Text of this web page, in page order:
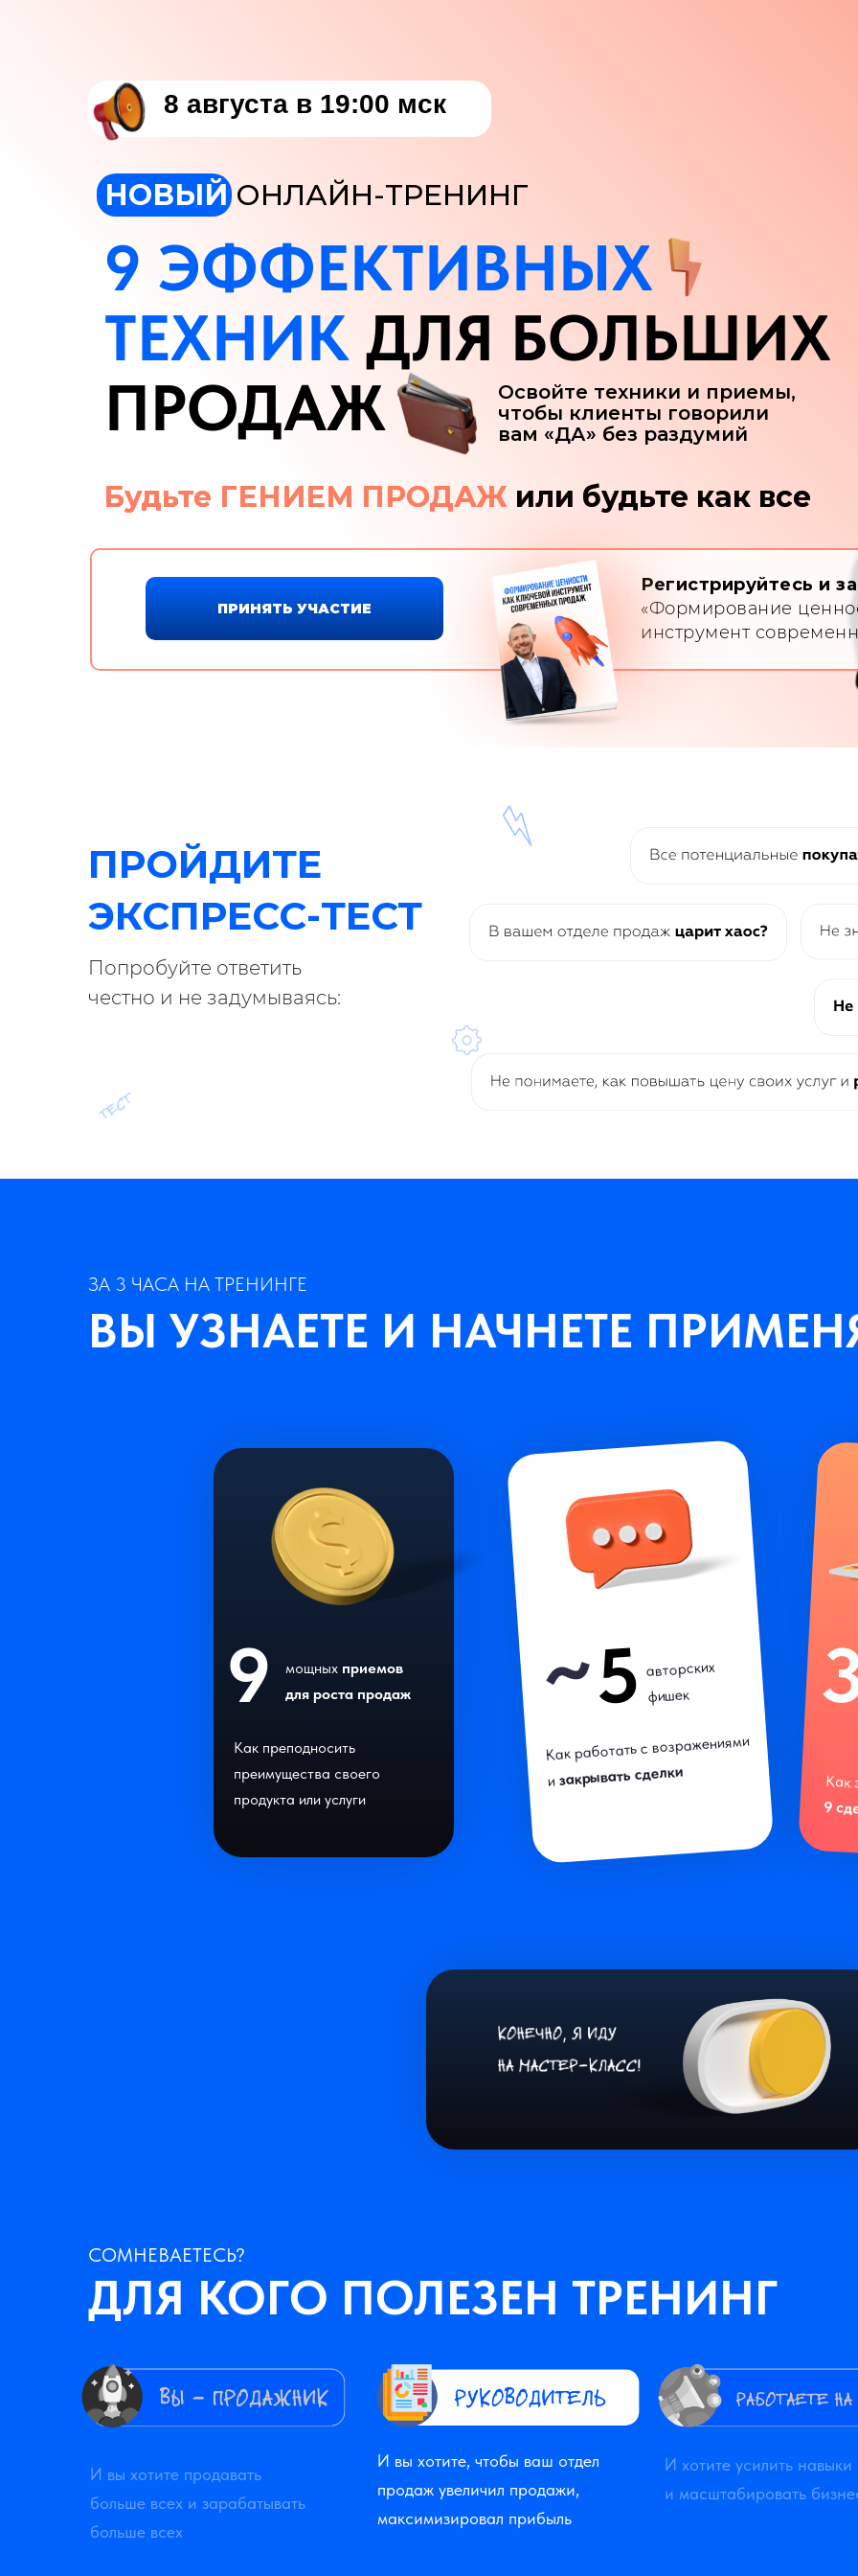
9 ЭФФЕКТИВНЫХ
ТЕХНИК ДЛЯ БОЛЬШИХ
ПРОДАЖ
Будьте ГЕНИЕМ ПРОДАЖ или будьте как все
Регистрируйтесь и
«Формирование
инструмент
ПРИНЯТЬ УЧАСТИЕ
НОВЫЙОНЛАЙН-ТРЕНИНГ
Освойте техники и приемы,
чтобы клиенты говорили
вам «ДА» без раздумий
8 августа в 19:00 мск
ПРОЙДИТЕ
ЭКСПРЕСС-ТЕСТ
Попробуйте ответить
честно и не задумываясь:
9 мощных приемов
для роста продаж
авторских
фишек
Как преподносить
преимущества своего
продукта или услуги
5
Как работать с возражениями
и закрывать сделки Как
9
ВЫ УЗНАЕТЕ И НАЧНЕТЕ
ЗА 3 ЧАСА НА ТРЕНИНГЕ
И вы хотите, чтобы ваш отдел
продаж увеличил продажи,
максимизировал прибыль
И хотите усилить
и масштабировать
ДЛЯ КОГО ПОЛЕЗЕН ТРЕНИНГ
СОМНЕВАЕТЕСЬ?
И вы хотите продавать
больше всех и зарабатывать
больше всех